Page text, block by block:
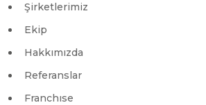
Şirketlerimiz
Ekip
Hakkımızda
Referanslar
Franchıse